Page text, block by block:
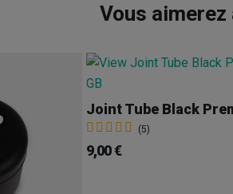
Vous aimerez
(5)
9,00 €